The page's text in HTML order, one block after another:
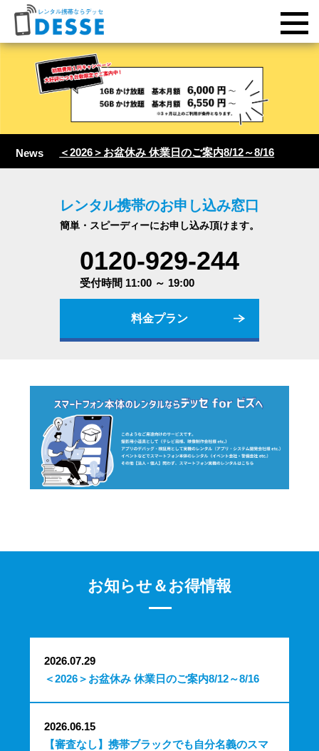
News ＜2026＞お盆休み 休業日のご案内8/12～8/16
レンタル携帯のお申し込み窓口
簡単・スピーディーにお申し込み頂けます。
0120-929-244
受付時間 11:00 ～ 19:00
料金プラン
お知らせ＆お得情報
2026.07.29
＜2026＞お盆休み 休業日のご案内8/12～8/16
2026.06.15
【審査なし】携帯ブラックでも自分名義のスマ